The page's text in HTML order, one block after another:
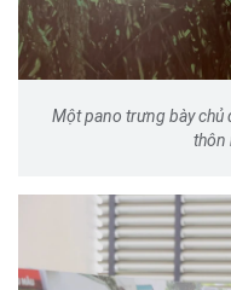
Một pano trưng bày chủ
thôn